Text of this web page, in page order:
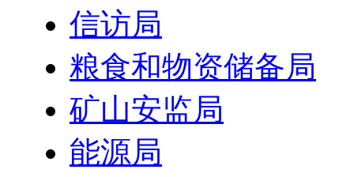
信访局
粮食和物资储备局
矿山安监局
能源局